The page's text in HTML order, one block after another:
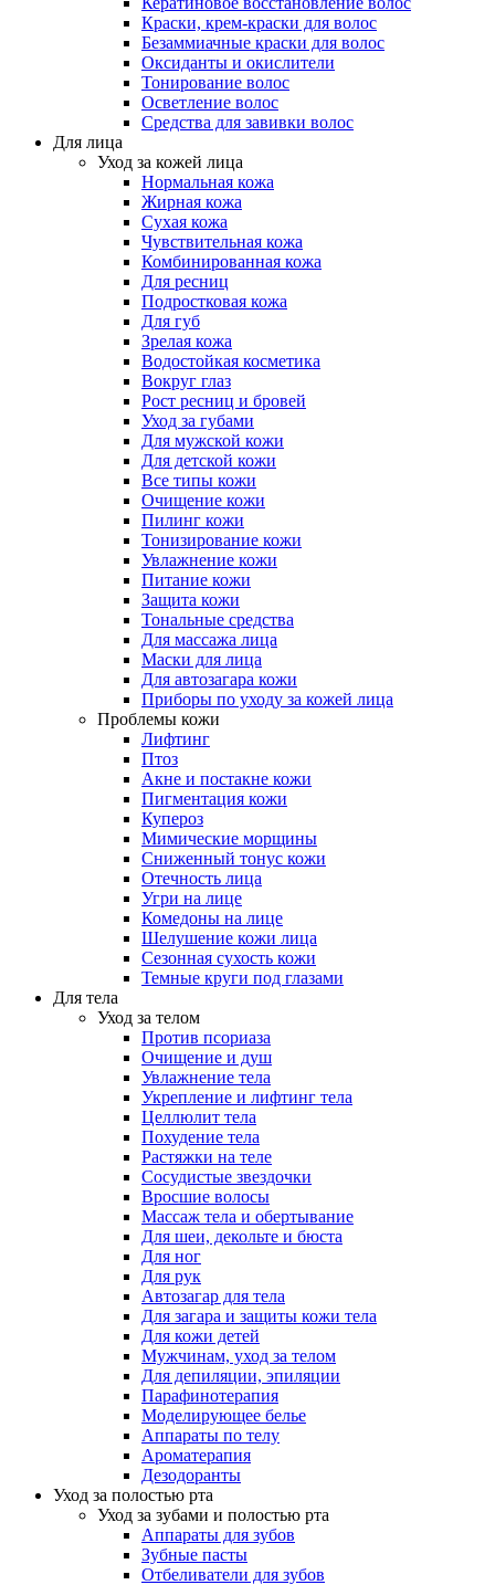
Краски, крем-краски для волос
Безаммиачные краски для волос
Оксиданты и окислители
Тонирование волос
Осветление волос
Средства для завивки волос
Для лица
Уход за кожей лица
Нормальная кожа
Жирная кожа
Сухая кожа
Чувствительная кожа
Комбинированная кожа
Для ресниц
Подростковая кожа
Для губ
Зрелая кожа
Водостойкая косметика
Вокруг глаз
Рост ресниц и бровей
Уход за губами
Для мужской кожи
Для детской кожи
Все типы кожи
Очищение кожи
Пилинг кожи
Тонизирование кожи
Увлажнение кожи
Питание кожи
Защита кожи
Тональные средства
Для массажа лица
Маски для лица
Для автозагара кожи
Приборы по уходу за кожей лица
Проблемы кожи
Лифтинг
Птоз
Акне и постакне кожи
Пигментация кожи
Купероз
Мимические морщины
Сниженный тонус кожи
Отечность лица
Угри на лице
Комедоны на лице
Шелушение кожи лица
Сезонная сухость кожи
Темные круги под глазами
Для тела
Уход за телом
Против псориаза
Очищение и душ
Увлажнение тела
Укрепление и лифтинг тела
Целлюлит тела
Похудение тела
Растяжки на теле
Сосудистые звездочки
Вросшие волосы
Массаж тела и обертывание
Для шеи, декольте и бюста
Для ног
Для рук
Автозагар для тела
Для загара и защиты кожи тела
Для кожи детей
Мужчинам, уход за телом
Для депиляции, эпиляции
Парафинотерапия
Моделирующее белье
Аппараты по телу
Ароматерапия
Дезодоранты
Уход за полостью рта
Уход за зубами и полостью рта
Аппараты для зубов
Зубные пасты
Отбеливатели для зубов